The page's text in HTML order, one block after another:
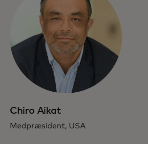
Chiro Aikat
Medpræsident, USA